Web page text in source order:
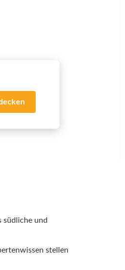
südliche und
stellen